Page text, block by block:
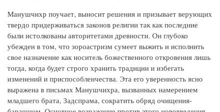
Манушчихр поучает, выносит решения и призывает верующих
твердо придерживаться законов религии так как последние
были истолкованы авторитетами древности. Он глубоко
убежден в том, что зороастризм сумеет выжить и исполнить
свое назначение как носитель божественного откровения лишь
тогда, когда будет строго хранить традиции и избегать
изменений и приспособленчества. Эта его уверенность ясно
выражена в письмах Манушчихра, вызванных намерением
младшего брата, Задспрама, сократить обряд очищения-